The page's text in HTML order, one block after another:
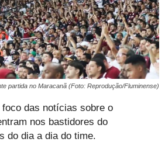
partida no Maracanã (Foto: Reprodução/Fluminense)
das notícias sobre o
nos bastidores do
do dia a dia do time.